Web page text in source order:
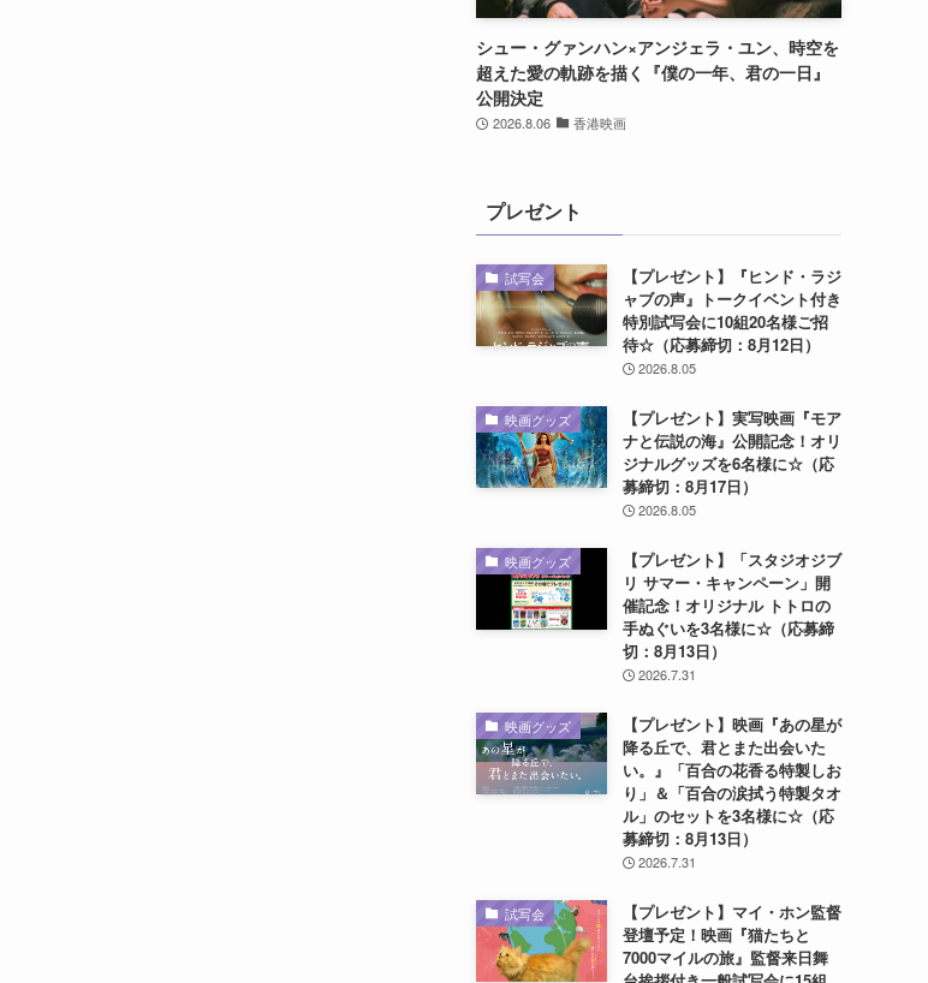
シュー・グァンハン×アンジェラ・ユン、時空を
超えた愛の軌跡を描く『僕の一年、君の一日』
公開決定
2026.8.06 香港映画
プレゼント
試写会
【プレゼント】『ヒンド・ラジ
ャブの声』トークイベント付き
特別試写会に10組20名様ご招
待☆（応募締切：8月12日）
2026.8.05
映画グッズ
【プレゼント】実写映画『モア
ナと伝説の海』公開記念！オリ
ジナルグッズを6名様に☆（応
募締切：8月17日）
2026.8.05
映画グッズ
【プレゼント】「スタジオジブ
リ サマー・キャンペーン」開
催記念！オリジナル トトロの
手ぬぐいを3名様に☆（応募締
切：8月13日）
2026.7.31
映画グッズ
【プレゼント】映画『あの星が
降る丘で、君とまた出会いた
い。』「百合の花香る特製しお
り」＆「百合の涙拭う特製タオ
ル」のセットを3名様に☆（応
募締切：8月13日）
2026.7.31
試写会
【プレゼント】マイ・ホン監督
登壇予定！映画『猫たちと
7000マイルの旅』監督来日舞